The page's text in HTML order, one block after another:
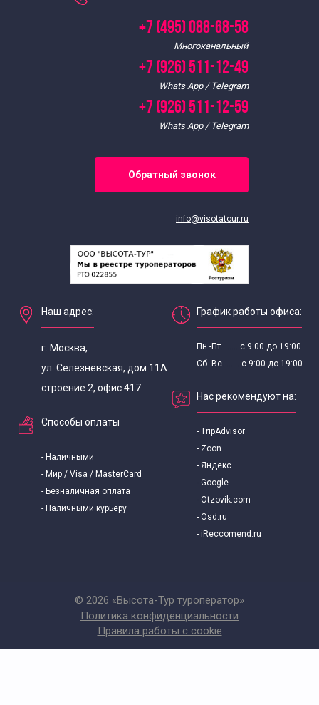
+7 (495) 088-68-58
Многоканальный
+7 (926) 511-12-49
Whats App / Telegram
+7 (926) 511-12-59
Whats App / Telegram
Обратный звонок
info@visotatour.ru
Наш адрес:
г. Москва,
ул. Селезневская, дом 11А
строение 2, офис 417
Способы оплаты
- Наличными
- Мир / Visa / MasterCard
- Безналичная оплата
- Наличными курьеру
График работы офиса:
Пн.-Пт. ...... с 9:00 до 19:00
Сб.-Вс. ...... с 9:00 до 19:00
Нас рекомендуют на:
- TripAdvisor
- Zoon
- Яндекс
- Google
- Otzovik.com
- Osd.ru
- iReccomend.ru
© 2026 «Высота-Тур туроператор»
Политика конфиденциальности
Правила работы с cookie